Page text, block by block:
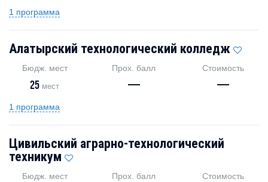
1 программа
Алатырский технологический колледж
Бюдж. мест
25 мест
Прох. балл
—
Стоимость
—
1 программа
Цивильский аграрно-технологический
техникум
Бюдж. мест Прох. балл Стоимость